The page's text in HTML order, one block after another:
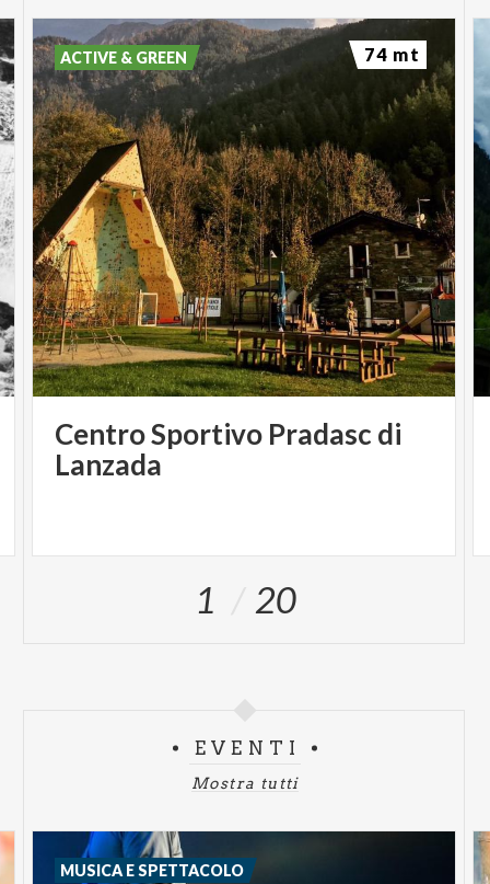
Centro Sportivo Pradasc di
Lanzada
ACTIVE & GREEN 74 mt
1 20
EVENTI
Mostra tutti
MUSICA E SPETTACOLO